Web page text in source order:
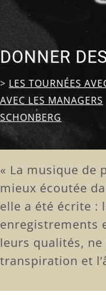
DONNER
> LES TOURNÉES
AVEC LES MANAGERS
SCHONBERG
« La musique de
mieux écoutée
elle a été écrite :
enregistrements
leurs qualités,
transpiration et